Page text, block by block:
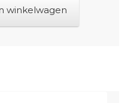
winkelwagen